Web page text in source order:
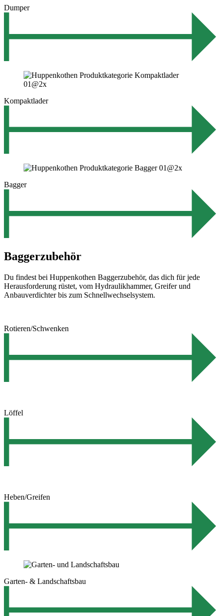
Dumper
Kompaktlader
Bagger
Baggerzubehör
Du findest bei Huppenkothen Baggerzubehör, das dich für jede
Herausforderung rüstet, vom Hydraulikhammer, Greifer und
Anbauverdichter bis zum Schnellwechselsystem.
Rotieren/Schwenken
Löffel
Heben/Greifen
Garten- & Landschaftsbau